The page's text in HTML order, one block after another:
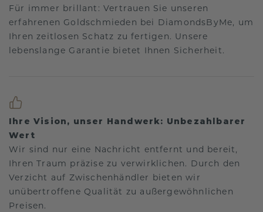
Für immer brillant: Vertrauen Sie unseren
erfahrenen Goldschmieden bei DiamondsByMe, um
Ihren zeitlosen Schatz zu fertigen. Unsere
lebenslange Garantie bietet Ihnen Sicherheit.
Ihre Vision, unser Handwerk: Unbezahlbarer
Wert
Wir sind nur eine Nachricht entfernt und bereit,
Ihren Traum präzise zu verwirklichen. Durch den
Verzicht auf Zwischenhändler bieten wir
unübertroffene Qualität zu außergewöhnlichen
Preisen.